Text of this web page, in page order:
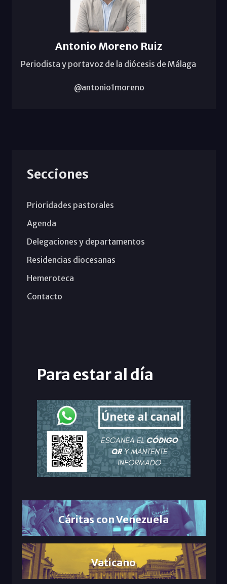
Antonio Moreno Ruiz
Periodista y portavoz de la diócesis de Málaga
@antonio1moreno
Secciones
Prioridades pastorales
Agenda
Delegaciones y departamentos
Residencias diocesanas
Hemeroteca
Contacto
Para estar al día
Cáritas con Venezuela
Vaticano